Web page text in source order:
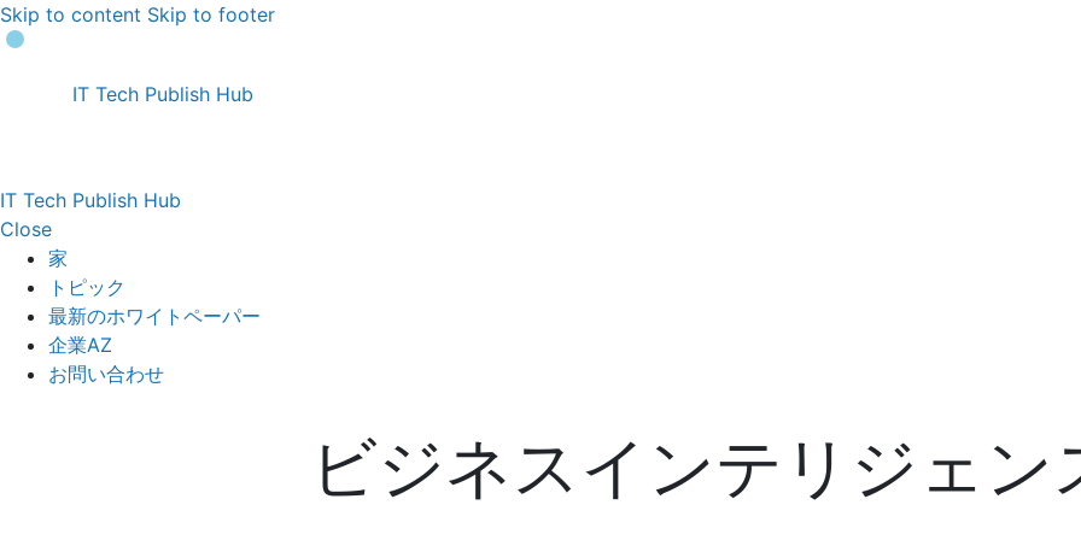
Skip to content Skip to footer
IT Tech Publish Hub
IT Tech Publish Hub
Close
家
トピック
最新のホワイトペーパー
企業AZ
お問い合わせ
ビジネスインテリジェン